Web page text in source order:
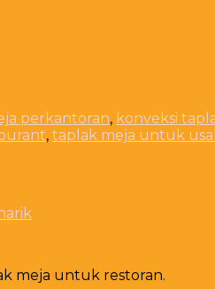
perkantoran, konveksi
, taplak meja untuk
meja untuk restoran.